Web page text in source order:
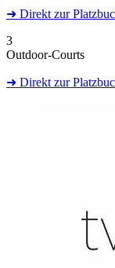
➜ Direkt zur
3
Outdoor-Courts
➜ Direkt zur